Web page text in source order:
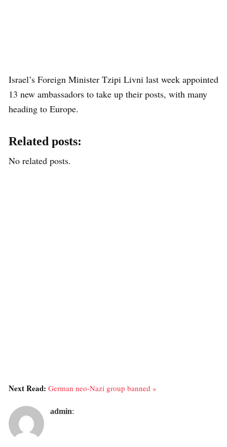
Israel’s Foreign Minister Tzipi Livni last week appointed
13 new ambassadors to take up their posts, with many
heading to Europe.
Related posts:
No related posts.
Next Read: German neo-Nazi group banned »
admin: